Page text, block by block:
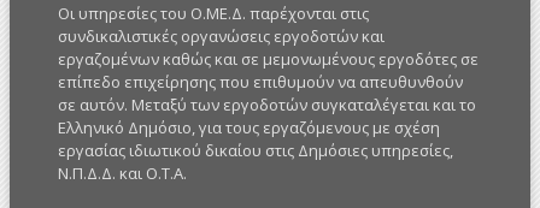
Οι υπηρεσίες του Ο.ΜΕ.Δ. παρέχονται στις
συνδικαλιστικές οργανώσεις εργοδοτών και
εργαζομένων καθώς και σε μεμονωμένους εργοδότες σε
επίπεδο επιχείρησης που επιθυμούν να απευθυνθούν
σε αυτόν. Μεταξύ των εργοδοτών συγκαταλέγεται και το
Ελληνικό Δημόσιο, για τους εργαζόμενους με σχέση
εργασίας ιδιωτικού δικαίου στις Δημόσιες υπηρεσίες,
Ν.Π.Δ.Δ. και Ο.Τ.Α.